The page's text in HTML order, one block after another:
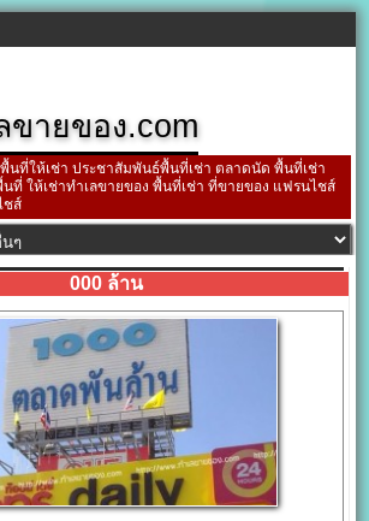
ขายของ.com
นที่ให้เช่า ประชาสัมพันธ์พื้นที่เช่า ตลาดนัด พื้นที่เช่า
ที่ ให้เช่าทำเลขายของ พื้นที่เช่า ที่ขายของ แฟรนไชส์
ชส์
000 ล้าน